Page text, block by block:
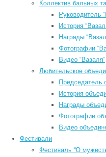
Коллектив бальных
Руководитель
История
Награды
Фотографии
Видео “Вазаля”
Любительское
Председатель
История
Награды
Фотографии
Видео
Фестивали
Фестиваль “О
Пн Вт
10 11
17 18
24 25
31
« Июл